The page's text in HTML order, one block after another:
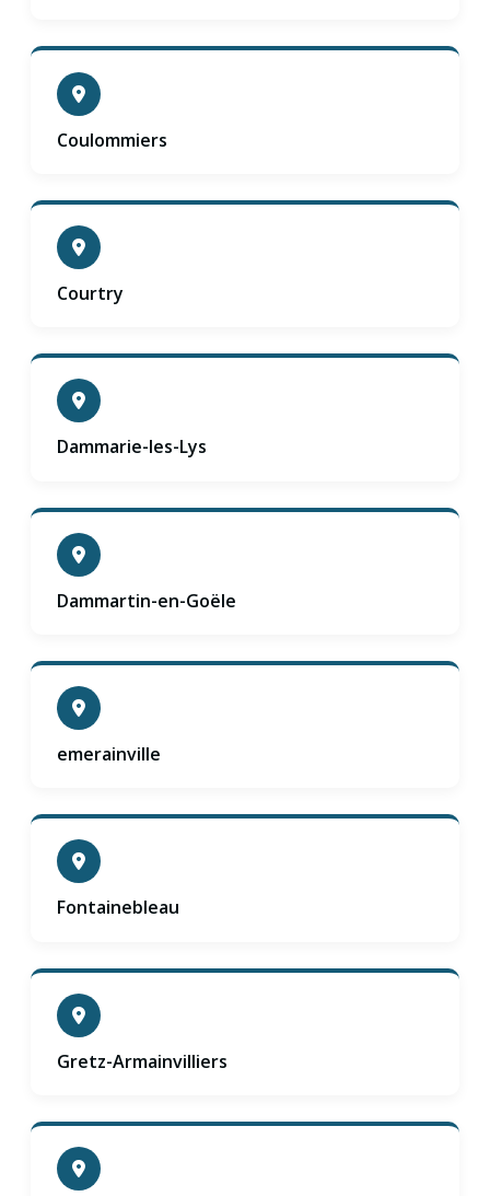
Coulommiers
Courtry
Dammarie-les-Lys
Dammartin-en-Goële
emerainville
Fontainebleau
Gretz-Armainvilliers